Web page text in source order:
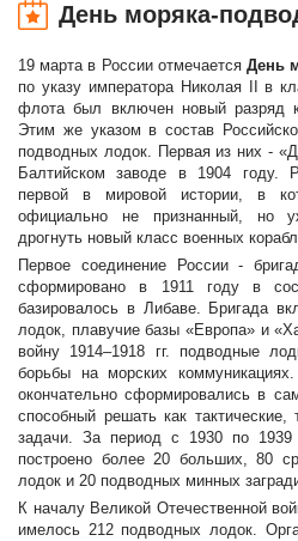
День моряка-
19 марта в России отмечаетсяДень
по указу императора Николая II в
флота был включен новый разряд
Этим же указом в состав
подводных лодок. Первая из них -
Балтийском заводе в 1904 году.
первой в мировой истории, в
официально не признанный, но
дрогнуть новый класс военных
Первое соединение России -
сформировано в 1911 году в
базировалось в Либаве. Бригада
лодок, плавучие базы «Европа» и
войну 1914–1918 гг. подводные
борьбы на морских
окончательно сформировались в
способный решать как
задачи. За период с 1930 по
построено более 20 больших, 80
лодок и 20 подводных минных
К началу Великой Отечественной
имелось 212 подводных лодок.